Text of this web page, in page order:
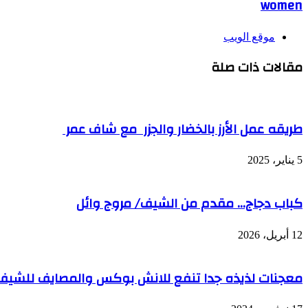
women
موقع الويب
مقالات ذات صلة
طريقه عمل الأرز بالخضار والجزر مع شاف عمر
5 يناير، 2025
كباب دجاج… مقدم من الشيف/ مروج وائل
12 أبريل، 2026
معجنات لذيذه جدا تنفع للانش بوكس والمصايف